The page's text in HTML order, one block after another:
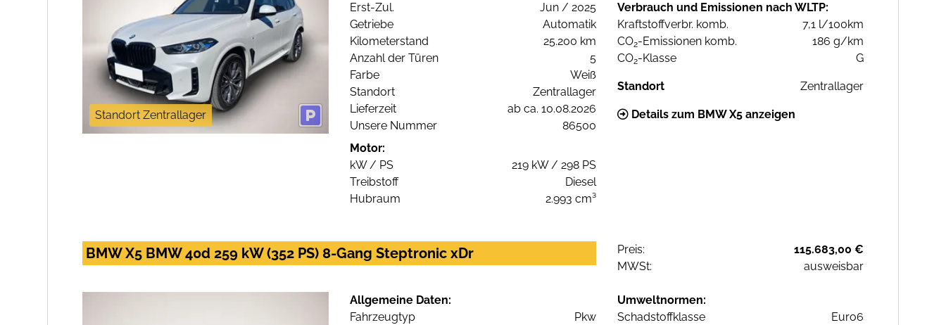
Standort Zentrallager
Erst-Zul.
Jun / 2025
Getriebe
Automatik
Kilometerstand
25.200 km
Anzahl der Türen
5
Farbe
Weiß
Standort
Zentrallager
Lieferzeit
ab ca. 10.08.2026
Unsere Nummer
86500
Motor:
kW / PS
219 kW / 298 PS
Treibstoff
Diesel
Hubraum
2.993 cm³
Verbrauch und Emissionen nach WLTP:
Kraftstoffverbr. komb.
7,1 l/100km
CO2-Emissionen komb.
186 g/km
CO2-Klasse G
Standort Zentrallager
Details zum BMW X5 anzeigen
BMW X5 BMW 40d 259 kW (352 PS) 8-Gang Steptronic xDr Preis:
115.683,00 €
MWSt:
ausweisbar
Allgemeine Daten:
Fahrzeugtyp
Pkw
Umweltnormen:
Schadstoffklasse
Euro6